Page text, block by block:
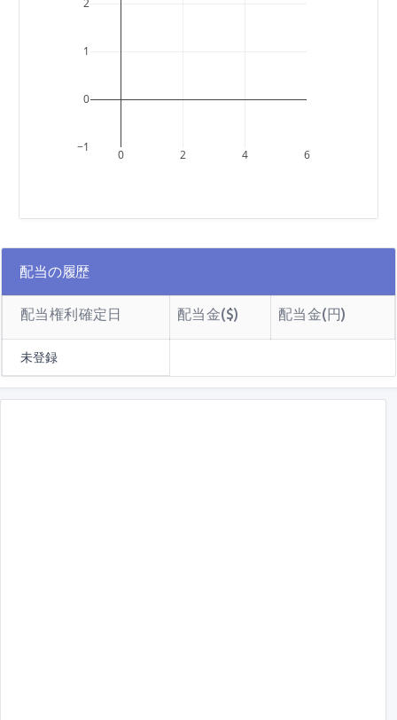
0 2 4 6
−1
0
1
2
配当の履歴
配当権利確定日 配当金($) 配当金(円)
未登録